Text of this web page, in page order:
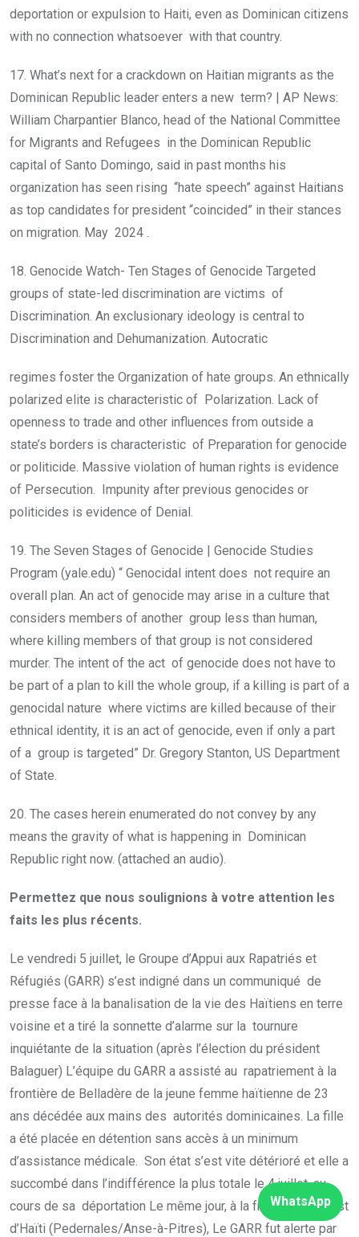
deportation or expulsion to Haiti, even as Dominican citizens
with no connection whatsoever with that country.
17. What’s next for a crackdown on Haitian migrants as the
Dominican Republic leader enters a new term? | AP News:
William Charpantier Blanco, head of the National Committee
for Migrants and Refugees in the Dominican Republic
capital of Santo Domingo, said in past months his
organization has seen rising “hate speech” against Haitians
as top candidates for president “coincided” in their stances
on migration. May 2024 .
18. Genocide Watch- Ten Stages of Genocide Targeted
groups of state-led discrimination are victims of
Discrimination. An exclusionary ideology is central to
Discrimination and Dehumanization. Autocratic
regimes foster the Organization of hate groups. An ethnically
polarized elite is characteristic of Polarization. Lack of
openness to trade and other influences from outside a
state’s borders is characteristic of Preparation for genocide
or politicide. Massive violation of human rights is evidence
of Persecution. Impunity after previous genocides or
politicides is evidence of Denial.
19. The Seven Stages of Genocide | Genocide Studies
Program (yale.edu) “ Genocidal intent does not require an
overall plan. An act of genocide may arise in a culture that
considers members of another group less than human,
where killing members of that group is not considered
murder. The intent of the act of genocide does not have to
be part of a plan to kill the whole group, if a killing is part of a
genocidal nature where victims are killed because of their
ethnical identity, it is an act of genocide, even if only a part
of a group is targeted” Dr. Gregory Stanton, US Department
of State.
20. The cases herein enumerated do not convey by any
means the gravity of what is happening in Dominican
Republic right now. (attached an audio).
Permettez que nous soulignions à votre attention les
faits les plus récents.
Le vendredi 5 juillet, le Groupe d’Appui aux Rapatriés et
Réfugiés (GARR) s’est indigné dans un communiqué de
presse face à la banalisation de la vie des Haïtiens en terre
voisine et a tiré la sonnette d’alarme sur la tournure
inquiétante de la situation (après l’élection du président
Balaguer) L’équipe du GARR a assisté au rapatriement à la
frontière de Belladère de la jeune femme haïtienne de 23
ans décédée aux mains des autorités dominicaines. La fille
a été placée en détention sans accès à un minimum
d’assistance médicale. Son état s’est vite détérioré et elle a
succombé dans l’indifférence la plus totale le 4 juillet, au
cours de sa déportation Le même jour, à la frontière Sud-est
d’Haïti (Pedernales/Anse-à-Pitres), Le GARR fut alerte par
WhatsApp